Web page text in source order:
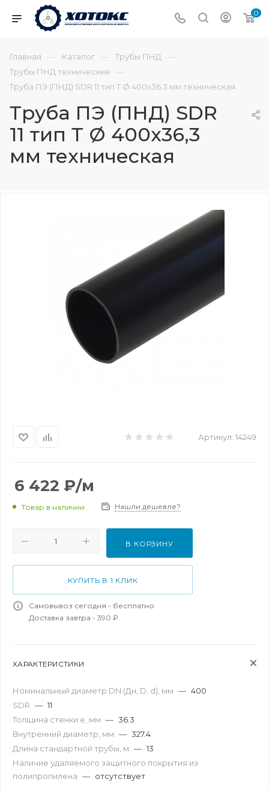
0
Главная — Каталог — Трубы ПНД —
Трубы ПНД технические —
Труба ПЭ (ПНД) SDR 11 тип Т Ø 400х36,3 мм техническая
Труба ПЭ (ПНД) SDR
11 тип Т Ø 400х36,3
мм техническая
Артикул: 14249
6 422 ₽/м
Товар в наличии Нашли дешевле?
В КОРЗИНУ
КУПИТЬ В 1 КЛИК
Самовывоз сегодня - бесплатно
Доставка завтра - 390 ₽
ХАРАКТЕРИСТИКИ
Номинальный диаметр DN (Дн, D, d), мм — 400
SDR — 11
Толщина стенки e, мм — 36.3
Внутренний диаметр, мм — 327.4
Длина стандартной трубы, м — 13
Наличие удаляемого защитного покрытия из
полипропилена — отсутствует